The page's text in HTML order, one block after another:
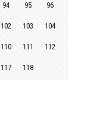
94 95 96
102 103 104
110 111 112
117 118